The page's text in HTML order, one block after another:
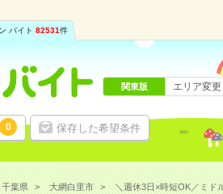
バイト 82531件
0 保存した希望条件
関東版 エリア変更
千葉県 大網白里市 ＼週休3日×時短OK／ミド